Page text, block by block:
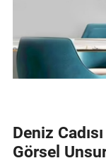
Deniz
Görsel